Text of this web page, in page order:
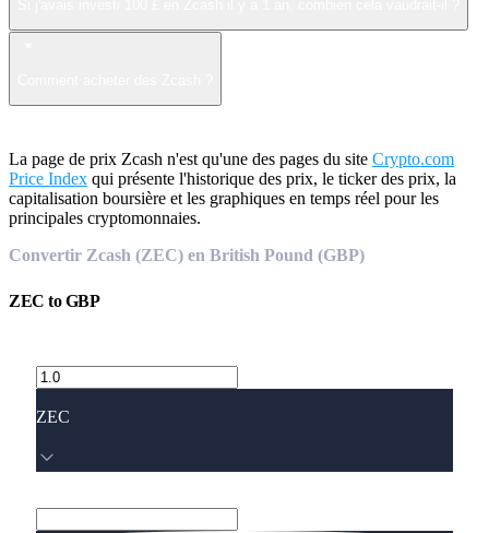
La page de prix Zcash n'est qu'une des pages du site Crypto.com
Price Index qui présente l'historique des prix, le ticker des prix, la
capitalisation boursière et les graphiques en temps réel pour les
principales cryptomonnaies.
Convertir Zcash (ZEC) en British Pound (GBP)
ZEC toGBP
ZEC